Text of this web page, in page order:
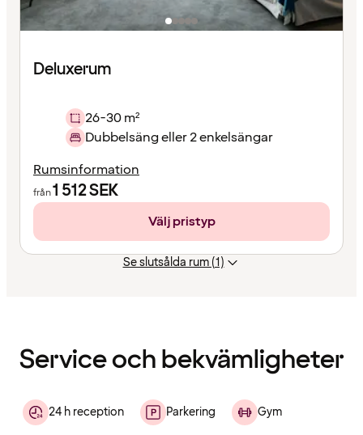
Deluxerum
26-30 m²
Dubbelsäng eller 2 enkelsängar
Rumsinformation
från1 512SEK
Välj pristyp
Se slutsålda rum (1)
Service och bekvämligheter
24 h reception Parkering Gym